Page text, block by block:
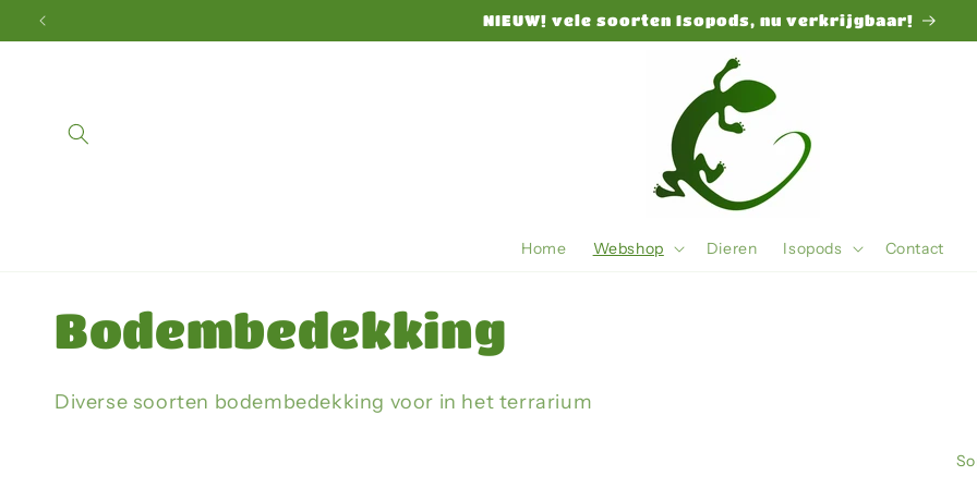
zum
Inhalt
NIEUW! vele soorten Isopods, nu verkrijgbaar!
Home Webshop Dieren Isopods Contact
K
a
Bodembedekking
Diverse soorten bodembedekking voor in het terrarium